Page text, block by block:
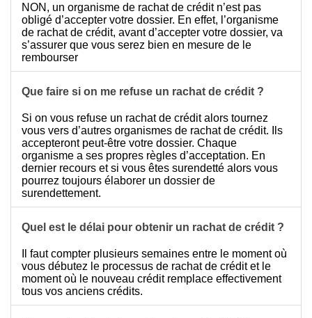
NON, un organisme de rachat de crédit n’est pas
obligé d’accepter votre dossier. En effet, l’organisme
de rachat de crédit, avant d’accepter votre dossier, va
s’assurer que vous serez bien en mesure de le
rembourser
Que faire si on me refuse un rachat de crédit ?
Si on vous refuse un rachat de crédit alors tournez
vous vers d’autres organismes de rachat de crédit. Ils
accepteront peut-être votre dossier. Chaque
organisme a ses propres règles d’acceptation. En
dernier recours et si vous êtes surendetté alors vous
pourrez toujours élaborer un dossier de
surendettement.
Quel est le délai pour obtenir un rachat de crédit ?
Il faut compter plusieurs semaines entre le moment où
vous débutez le processus de rachat de crédit et le
moment où le nouveau crédit remplace effectivement
tous vos anciens crédits.